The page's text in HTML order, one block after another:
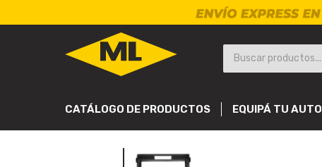
CATÁLOGO DE PRODUCTOS EQUIPÁ TU AUTO